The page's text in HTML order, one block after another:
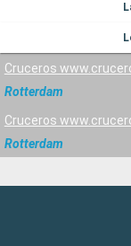
Cruceros
Rotterdam
Cruceros
Rotterdam